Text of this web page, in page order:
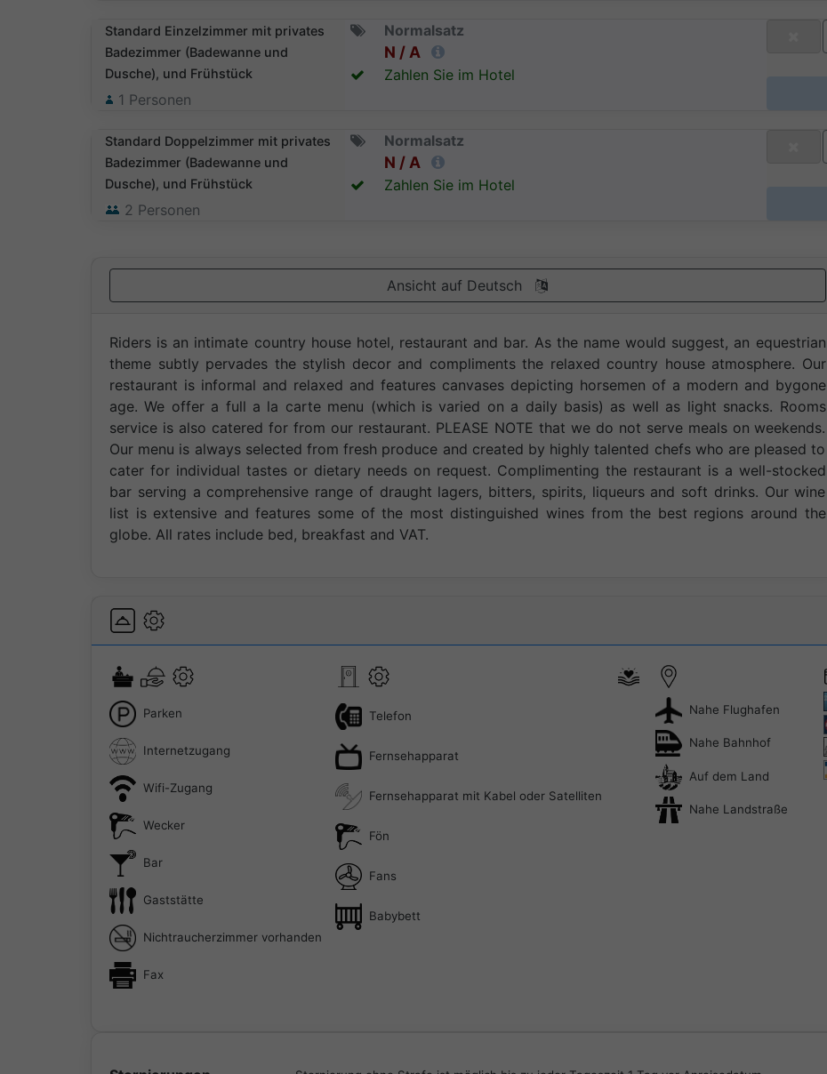
Standard Einzelzimmer mit privates
Badezimmer (Badewanne und
Dusche), und Frühstück
1 Personen
Normalsatz
N / A
Zahlen Sie im Hotel
Standard Doppelzimmer mit privates
Badezimmer (Badewanne und
Dusche), und Frühstück
2 Personen
Normalsatz
N / A
Zahlen Sie im Hotel
Ansicht auf Deutsch
Riders is an intimate country house hotel, restaurant and bar. As the name would suggest, an equestrian
theme subtly pervades the stylish decor and compliments the relaxed country house atmosphere. Our
restaurant is informal and relaxed and features canvases depicting horsemen of a modern and bygone
age. We offer a full a la carte menu (which is varied on a daily basis) as well as light snacks. Rooms
service is also catered for from our restaurant. PLEASE NOTE that we do not serve meals on weekends.
Our menu is always selected from fresh produce and created by highly talented chefs who are pleased to
cater for individual tastes or dietary needs on request. Complimenting the restaurant is a well-stocked
bar serving a comprehensive range of draught lagers, bitters, spirits, liqueurs and soft drinks. Our wine
list is extensive and features some of the most distinguished wines from the best regions around the
globe. All rates include bed, breakfast and VAT.
Parken
Internetzugang
Wifi-Zugang
Wecker
Bar
Gaststätte
Nichtraucherzimmer vorhanden
Fax
Telefon
Fernsehapparat
Fernsehapparat mit Kabel oder Satelliten
Fön
Fans
Babybett
Nahe Flughafen
Nahe Bahnhof
Auf dem Land
Nahe Landstraße